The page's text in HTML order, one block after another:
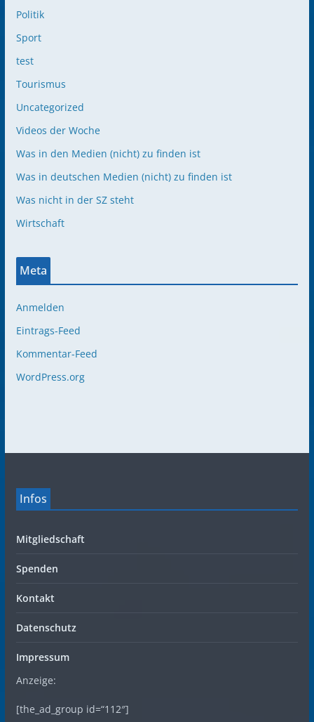
Politik
Sport
test
Tourismus
Uncategorized
Videos der Woche
Was in den Medien (nicht) zu finden ist
Was in deutschen Medien (nicht) zu finden ist
Was nicht in der SZ steht
Wirtschaft
Meta
Anmelden
Eintrags-Feed
Kommentar-Feed
WordPress.org
Infos
Mitgliedschaft
Spenden
Kontakt
Datenschutz
Impressum
Anzeige:
[the_ad_group id=“112″]